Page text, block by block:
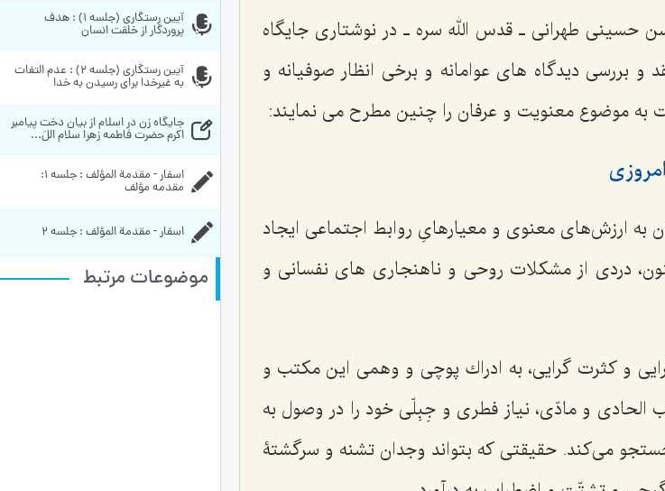
طهرانی ـ قدس الله سره ـ در نوشتاری جایگاه
بررسی دیدگاه های عوامانه و برخی انظار صوفیانه و
موضوع معنویت و عرفان را چنین مطرح می نمایند:
به ارزش‌هاى معنوى و معيارهاىِ روابط اجتماعى ايجاد
دردى از مشكلات روحى و ناهنجارى ‌هاى نفسانى و
و كثرت‌ گرايى، به ادراك پوچى و وهمى اين مكتب و
الحادى و مادّى، نياز فطرى و جِبِلّى خود را در وصول به
مى‌كند. حقيقتى كه بتواند وجدان تشنه و سرگشتۀ
پروردگار از خلقت انسان
به غیرخدا براى رسیدن به خدا
اكرم حضرت فاطمه زهرا سلام اللَ...
مقدمه مؤلف
اسفار - مقدمة المؤلف : جلسه ۲
موضوعات مرتبط